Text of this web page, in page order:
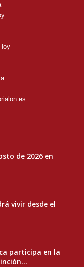
de 2026 en
vivir desde el
participa en la